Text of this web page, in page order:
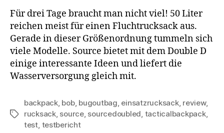
Für drei Tage braucht man nicht viel! 50 Liter
reichen meist für einen Fluchtrucksack aus.
Gerade in dieser Größenordnung tummeln sich
viele Modelle. Source bietet mit dem Double D
einige interessante Ideen und liefert die
Wasserversorgung gleich mit.
Schlagwörter
backpack, bob, bugoutbag, einsatzrucksack, review,
rucksack, source, sourcedoubled, tacticalbackpack,
test, testbericht